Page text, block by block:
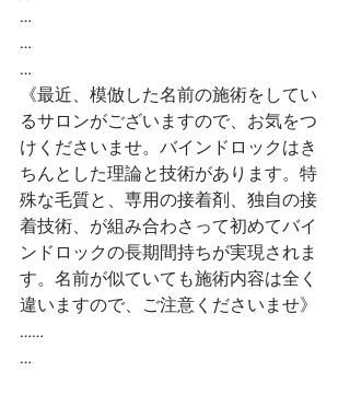
…
…
…
《最近、模倣した名前の施術をしてい
るサロンがございますので、お気をつ
けくださいませ。バインドロックはき
ちんとした理論と技術があります。特
殊な毛質と、専用の接着剤、独自の接
着技術、が組み合わさって初めてバイ
ンドロックの長期間持ちが実現されま
す。名前が似ていても施術内容は全く
違いますので、ご注意くださいませ》
……
…